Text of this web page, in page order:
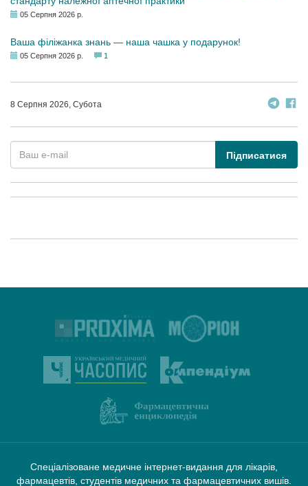
05 Серпня 2026 р.
Ваша філіжанка знань — наша чашка у подарунок!
05 Серпня 2026 р. 1
8 Серпня 2026, Субота
Підписатися
Спеціалізоване медичне інтернет-видання для лікарів,
фармацевтів, студентів медичних та фармацевтичних вишів.